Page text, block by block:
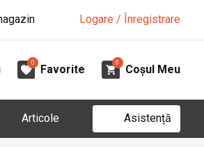
Logare / Înregistrare
0
Favorite
0
Coșul Meu
Articole Asistență